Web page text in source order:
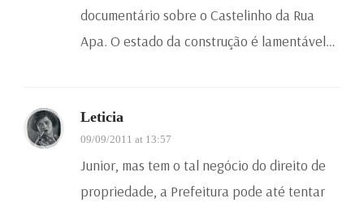
documentário sobre o Castelinho da Rua
Apa. O estado da construção é lamentável…
Leticia
09/09/2011 at 13:57
Junior, mas tem o tal negócio do direito de
propriedade, a Prefeitura pode até tentar